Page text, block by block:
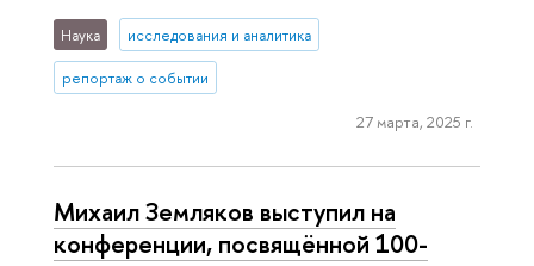
Наука исследования и аналитика
репортаж о событии
27 марта, 2025 г.
Михаил Земляков выступил на
конференции, посвящённой 100-